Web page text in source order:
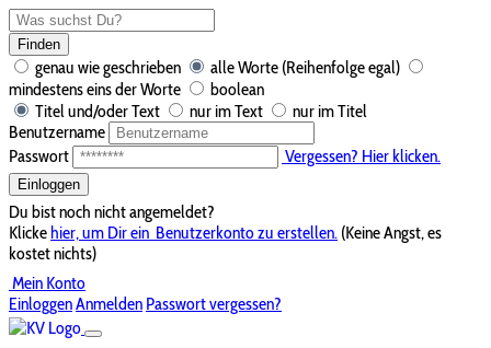
Finden
genau wie geschrieben
alle Worte (Reihenfolge egal)
mindestens eins der Worte
boolean
Titel und/oder Text
nur im Text
nur im Titel
Benutzername
Passwort
Vergessen? Hier klicken.
Einloggen
Du bist noch nicht angemeldet?
Klickehier, um Dir ein Benutzerkonto zu erstellen. (Keine Angst, es
kostet nichts)
Mein Konto
EinloggenAnmelden Passwort vergessen?